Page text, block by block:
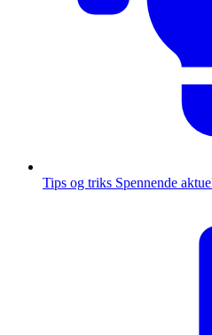
Tips og triks Spennende